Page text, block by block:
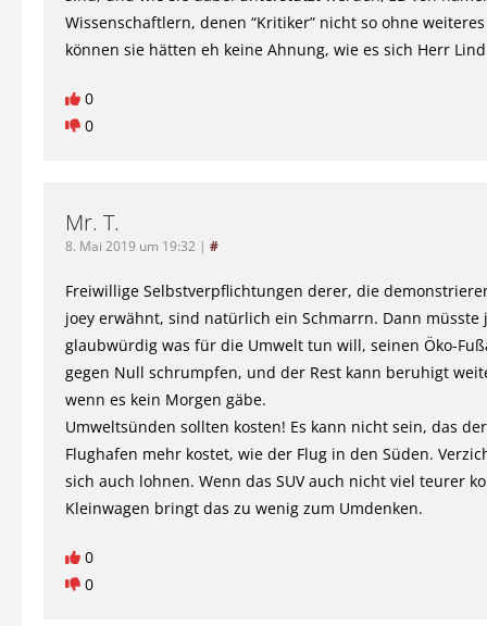
Wissenschaftlern, denen “Kritiker” nicht so ohne
können sie hätten eh keine Ahnung, wie es sich Herr
0
0
Mr. T.
8. Mai 2019 um 19:32 | #
Freiwillige Selbstverpflichtungen derer, die
joey erwähnt, sind natürlich ein Schmarrn. Dann müsste
glaubwürdig was für die Umwelt tun will, seinen Öko-
gegen Null schrumpfen, und der Rest kann beruhigt
wenn es kein Morgen gäbe.
Umweltsünden sollten kosten! Es kann nicht sein, das
Flughafen mehr kostet, wie der Flug in den Süden.
sich auch lohnen. Wenn das SUV auch nicht viel teurer
Kleinwagen bringt das zu wenig zum Umdenken.
0
0